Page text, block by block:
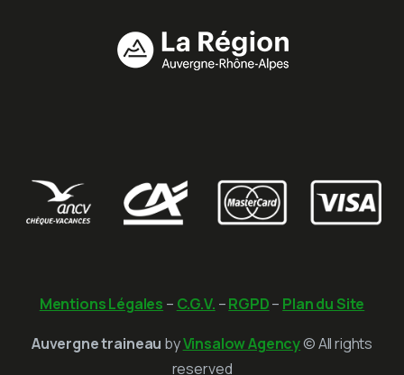
Mentions Légales – C.G.V. –RGPD– Plan du Site
Auvergne traineau byVinsalow Agency© All rights
reserved